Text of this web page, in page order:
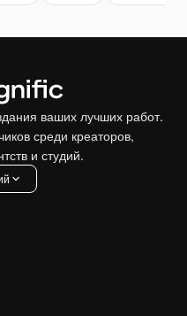
ваших лучших работ.
среди креаторов,
и студий.